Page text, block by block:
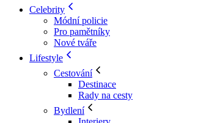
Celebrity
Módní policie
Pro pamětníky
Nové tváře
Lifestyle
Cestování
Destinace
Rady na cesty
Bydlení